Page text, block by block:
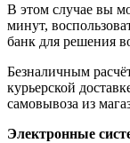
В этом случае вы
минут,
банк для решения
Безналичным
курьерской
самовывоза из
Электронные